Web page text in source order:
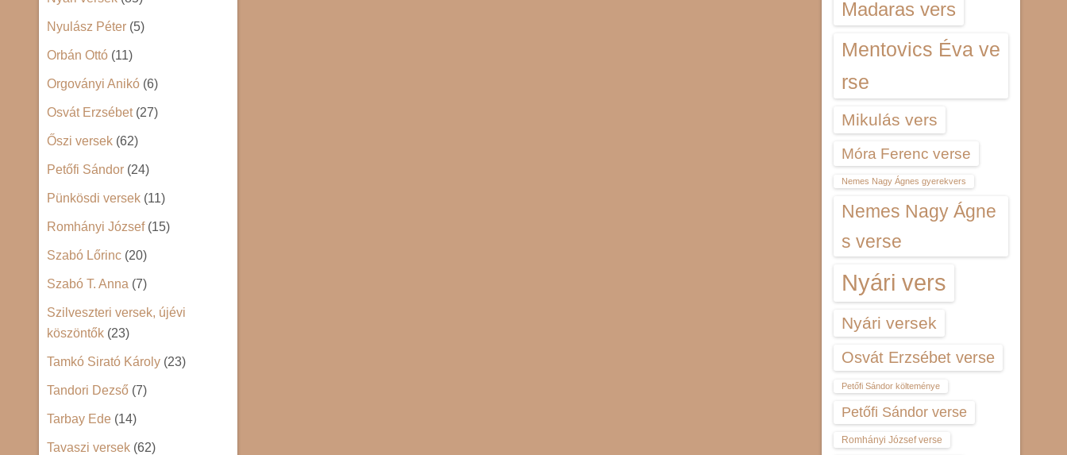
Nyulász Péter (5)
Orbán Ottó (11)
Orgoványi Anikó (6)
Osvát Erzsébet(27)
Őszi versek (62)
Petőfi Sándor (24)
Pünkösdi versek (11)
Romhányi József(15)
Szabó Lőrinc (20)
Szabó T. Anna (7)
Szilveszteri versek, újévi
köszöntők (23)
Tamkó Sirató Károly (23)
Tandori Dezső (7)
Tarbay Ede (14)
Tavaszi versek (62)
Madaras vers
Mentovics Éva ve
rse
Mikulás vers
Móra Ferenc verse
Nemes Nagy Ágnes gyerekvers
Nemes Nagy Ágne
s verse
Nyári vers
Nyári versek
Osvát Erzsébet verse
Petőfi Sándor költeménye
Petőfi Sándor verse
Romhányi József verse